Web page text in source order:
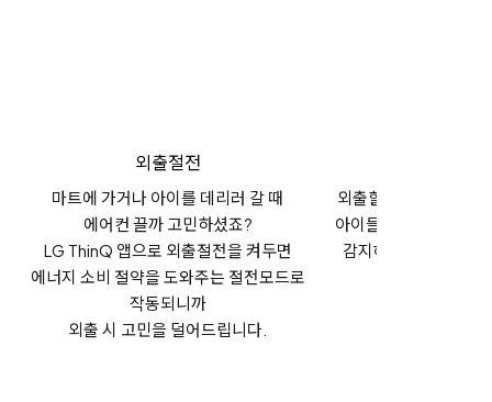
외출절전
마트에 가거나 아이를 데리러 갈 때
에어컨 끌까 고민하셨죠?
LG ThinQ 앱으로 외출절전을 켜두면
에너지 소비 절약을 도와주는 절전모드로
작동되니까
외출 시 고민을 덜어드립니다.
외출할 때 홈모니터링
아이들의 귀가 등 집안
감지해